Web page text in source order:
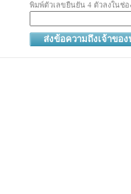
พิมพ์ตัวเลขยืนยัน 4 ตัวลงในช่อ
ส่งข้อความถึงเจ้าของ